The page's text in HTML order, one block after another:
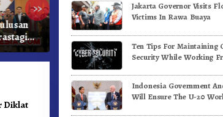
»
Dorong Komoditas Unggulan,
Bupati Karo Serahkan 1,2 Juta
Benih Kopi Arabika
Diklat
Jakarta Governor Visits
Victims In Rawa Buaya
Ten Tips For Maintaining
Security While Working
Indonesia Government
Will Ensure The U-20